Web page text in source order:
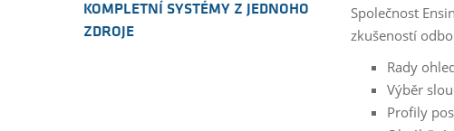
KOMPLETNÍ SYSTÉMY Z JEDNOHO
ZDROJE
Společnost
zkušeností
Rady
Výběr
Profily